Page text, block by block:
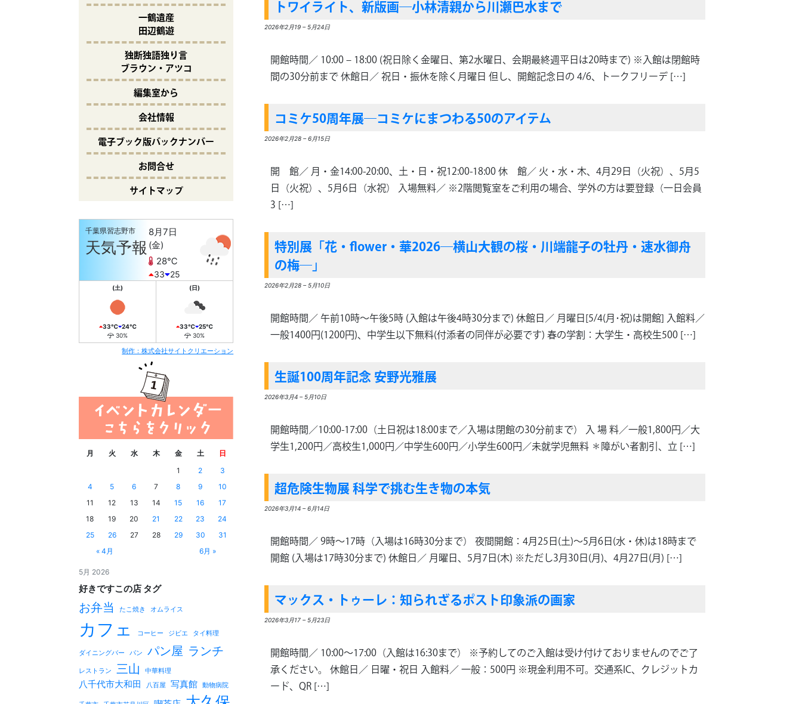
トワイライト、新版画―小林清親から川瀬巴水まで
2026年2月19–5月24日
開館時間／ 10:00 – 18:00 (祝日除く金曜日、第2水曜日、会期最終週平日は20時まで) ※入館は閉館時
間の30分前まで 休館日／ 祝日・振休を除く月曜日 但し、開館記念日の 4/6、トークフリーデ […]
コミケ50周年展―コミケにまつわる50のアイテム
2026年2月28–6月15日
開 館／ 月・金14:00-20:00、土・日・祝12:00-18:00 休 館／ 火・水・木、4月29日（火祝）、5月5
日（火祝）、5月6日（水祝） 入場無料／ ※2階閲覧室をご利用の場合、学外の方は要登録（一日会員
3 […]
特別展「花・flower・華2026―横山大観の桜・川端龍子の牡丹・速水御舟
の梅―」
2026年2月28–5月10日
開館時間／ 午前10時～午後5時 (入館は午後4時30分まで) 休館日／ 月曜日[5/4(月･祝)は開館] 入館料／
一般1400円(1200円)、中学生以下無料(付添者の同伴が必要です) 春の学割：大学生・高校生500 […]
生誕100周年記念 安野光雅展
2026年3月4–5月10日
開館時間／10:00-17:00（土日祝は18:00まで／入場は閉館の30分前まで） 入 場 料／一般1,800円／大
学生1,200円／高校生1,000円／中学生600円／小学生600円／未就学児無料 ＊障がい者割引、立 […]
超危険生物展 科学で挑む生き物の本気
2026年3月14–6月14日
開館時間／ 9時～17時（入場は16時30分まで） 夜間開館：4月25日(土)～5月6日(水・休)は18時まで
開館 (入場は17時30分まで) 休館日／ 月曜日、5月7日(木) ※ただし3月30日(月)、4月27日(月) […]
マックス・トゥーレ：知られざるポスト印象派の画家
2026年3月17–5月23日
開館時間／ 10:00～17:00（入館は16:30まで） ※予約してのご入館は受け付けておりませんのでご了
承ください。 休館日／ 日曜・祝日 入館料／ 一般：500円 ※現金利用不可。交通系IC、クレジットカ
ード、QR […]
一鶴遺産
田辺鶴遊
独断独語独り言
ブラウン・アツコ
編集室から
会社情報
電子ブック版バックナンバー
お問合せ
サイトマップ
千葉県習志野市
天気予報
8月7日
(金)
28℃
33 25
(土)
33℃ 24℃
30%
(日)
33℃ 25℃
30%
制作：株式会社サイトクリエーション
5月 2026
月 火 水 木 金 土
日
1
2
3
4
5 6 7 8 9
10
11
12 13 14 15 16
17
18
19 20 21 22 23
24
25
26 27 28 29 30
31
« 4月
6月 »
好きですこの店 タグ
お弁当 たこ焼き オムライス
カフェ コーヒー ジビエ タイ料理
ダイニングバー パン パン屋 ランチ
レストラン 三山 中華料理
八千代市大和田 八百屋 写真館 動物病院